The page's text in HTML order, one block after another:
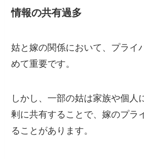
情報の共有過多
姑と嫁の関係において、プライ
めて重要です。
しかし、一部の姑は家族や個人
剰に共有することで、嫁のプラ
ることがあります。